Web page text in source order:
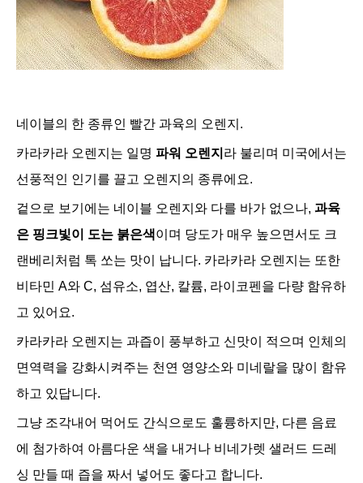
네이블의 한 종류인 빨간 과육의 오렌지.
카라카라 오렌지는 일명 파워 오렌지 라 불리며 미국에서는
선풍적인 인기를 끌고 오렌지의 종류에요.
겉으로 보기에는 네이블 오렌지와 다를 바가 없으나, 과육
은 핑크빛이 도는 붉은색이며 당도가 매우 높으면서도 크
랜베리처럼 톡 쏘는 맛이 납니다. 카라카라 오렌지는 또한
비타민 A와 C, 섬유소, 엽산, 칼륨, 라이코펜을 다량 함유하
고 있어요.
카라카라 오렌지는 과즙이 풍부하고 신맛이 적으며 인체의
면역력을 강화시켜주는 천연 영양소와 미네랄을 많이 함유
하고 있답니다.
그냥 조각내어 먹어도 간식으로도 훌륭하지만, 다른 음료
에 첨가하여 아름다운 색을 내거나 비네가렛 샐러드 드레
싱 만들 때 즙을 짜서 넣어도 좋다고 합니다.